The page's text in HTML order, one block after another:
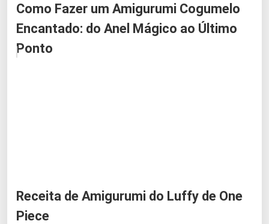
Como Fazer um Amigurumi Cogumelo
Encantado: do Anel Mágico ao Último
Ponto
Receita de Amigurumi do Luffy de One
Piece